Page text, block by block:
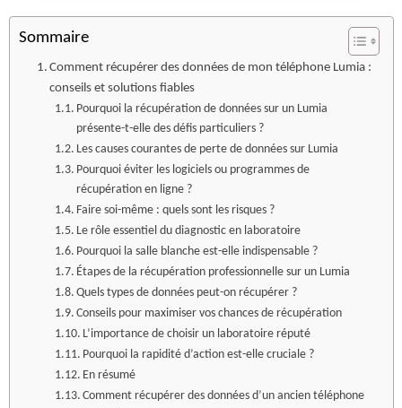
Sommaire
Comment récupérer des données de mon téléphone Lumia :
conseils et solutions fiables
Pourquoi la récupération de données sur un Lumia
présente-t-elle des défis particuliers ?
Les causes courantes de perte de données sur Lumia
Pourquoi éviter les logiciels ou programmes de
récupération en ligne ?
Faire soi-même : quels sont les risques ?
Le rôle essentiel du diagnostic en laboratoire
Pourquoi la salle blanche est-elle indispensable ?
Étapes de la récupération professionnelle sur un Lumia
Quels types de données peut-on récupérer ?
Conseils pour maximiser vos chances de récupération
L’importance de choisir un laboratoire réputé
Pourquoi la rapidité d’action est-elle cruciale ?
En résumé
Comment récupérer des données d’un ancien téléphone